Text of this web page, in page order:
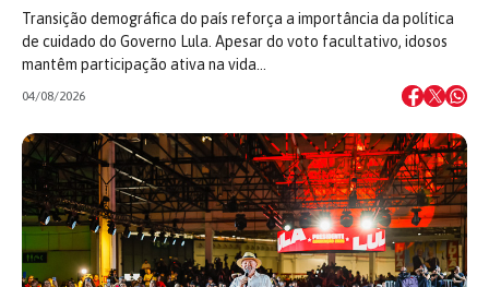
Transição demográfica do país reforça a importância da política
de cuidado do Governo Lula. Apesar do voto facultativo, idosos
mantêm participação ativa na vida…
04/08/2026